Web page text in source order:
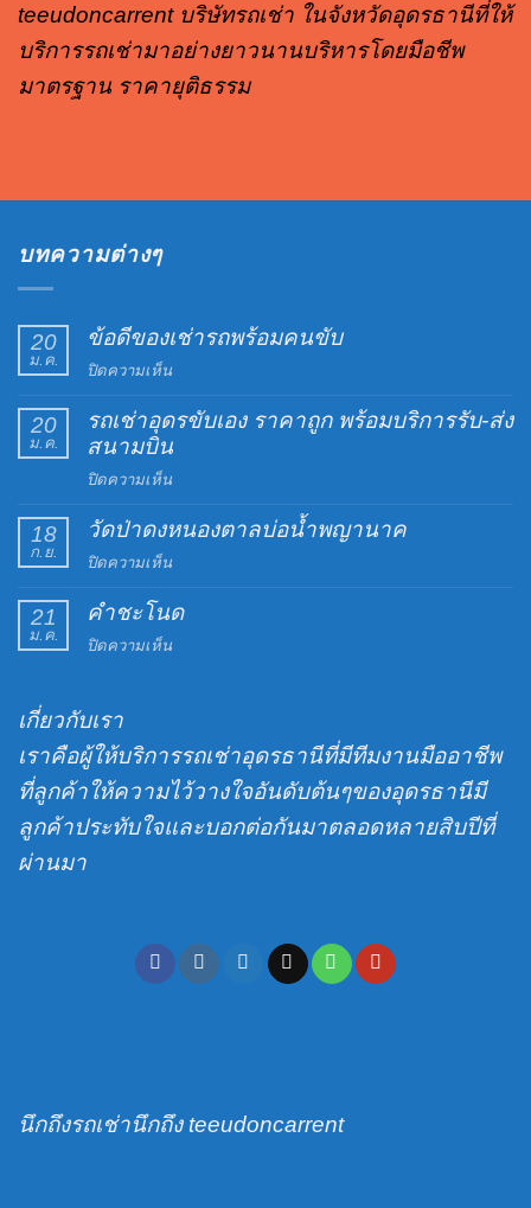
teeudoncarrent บริษัทรถเช่า ในจังหวัดอุดรธานีที่ให้
บริการรถเช่ามาอย่างยาวนานบริหารโดยมือชีพ
มาตรฐาน ราคายุติธรรม
บทความต่างๆ
20
ม.ค.
ข้อดีของเช่ารถพร้อมคนขับ
ปิดความเห็นบน
ของ
เช่า
20
ม.ค.
รถเช่าอุดรขับเอง ราคาถูก พร้อมบริการรับ-ส่ง
สนามบิน
ปิดความเห็นบน
เช่า
เอง
ถูก
ส่ง
สนาม
บิน
18
ก.ย.
วัดป่าดงหนองตาลบ่อน้ำพญานาค
ปิดความเห็นบน
ป่าดง
21
ม.ค.
คำชะโนด
ปิดความเห็นบน
เกี่ยวกับเรา
เราคือผู้ให้บริการรถเช่าอุดรธานีที่มีทีมงานมืออาชีพ
ที่ลูกค้าให้ความไว้วางใจอันดับต้นๆของอุดรธานีมี
ลูกค้าประทับใจและบอกต่อกันมาตลอดหลายสิบปีที่
ผ่านมา
นึกถึงรถเช่านึกถึง teeudoncarrent